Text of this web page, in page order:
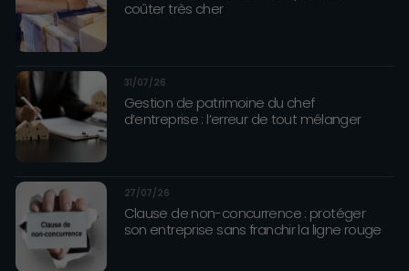
coûter très cher
31/07/26
Gestion de patrimoine du chef
d’entreprise : l’erreur de tout mélanger
27/07/26
Clause de non-concurrence : protéger
son entreprise sans franchir la ligne rouge